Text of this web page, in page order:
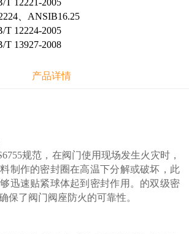
12221-2005
、ANSIB16.25
12224-2005
13927-2008
产品详情
规范，在阀门使用现场发生火灾时，
制作的密封圈在高温下分解或破坏，此
迅速贴紧球体起到密封作用。的双级密
保了阀门阀座防火的可靠性。